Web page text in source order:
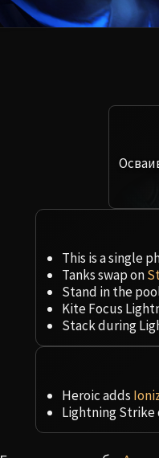
This is a single
Tanks swap on
Stand in the
Kite Focus
Stack during
Heroic adds
Lightning Strike